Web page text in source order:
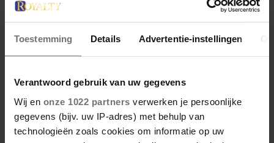
Toestemming Details Advertentie-instellingen
Verantwoord gebruik van uw gegevens
Wij en onze 1022 partners verwerken je persoonlijke
gegevens (bijv. uw IP-adres) met behulp van
technologieën zoals cookies om informatie op uw